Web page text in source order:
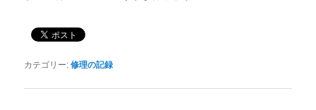
カテゴリー: 修理の記録